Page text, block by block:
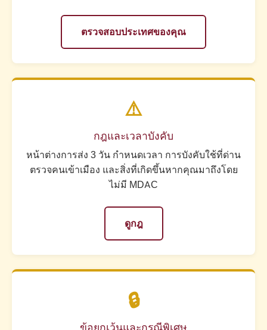
ตรวจสอบประเทศของคุณ
⚠️
กฎและเวลาบังคับ
หน้าต่างการส่ง 3 วัน กำหนดเวลา การบังคับใช้ที่ด่าน
ตรวจคนเข้าเมือง และสิ่งที่เกิดขึ้นหากคุณมาถึงโดย
ไม่มี MDAC
ดูกฎ
🔒